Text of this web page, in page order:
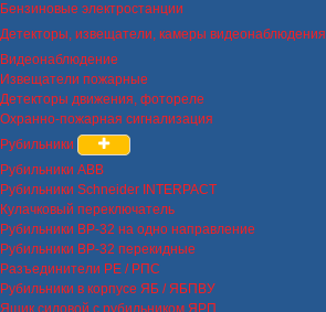
Бензиновые электростанции
Детекторы, извещатели, камеры видеонаблюдения
Видеонаблюдение
Извещатели пожарные
Детекторы движения, фотореле
Охранно-пожарная сигнализация
Рубильники
Рубильники ABB
Рубильники Schneider INTERPACT
Кулачковый переключатель
Рубильники ВР-32 на одно направление
Рубильники ВР-32 перекидные
Разъединители РЕ / РПС
Рубильники в корпусе ЯБ / ЯБПВУ